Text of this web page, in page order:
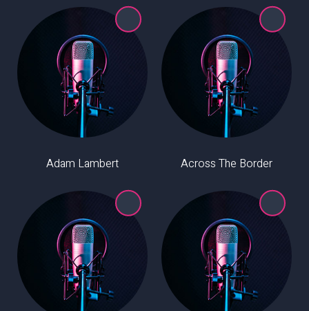
Across The Border
Adam Lambert